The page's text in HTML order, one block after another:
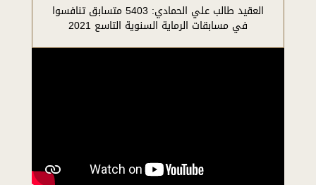
العقيد طالب علي الحمادي: 5403 متسابق تنافسوا
في مسابقات الرماية السنوية التاسع 2021